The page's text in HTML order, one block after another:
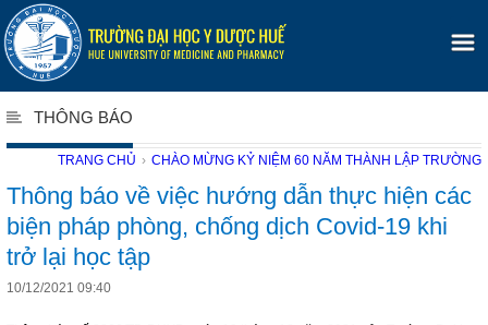
THÔNG BÁO
TRANG CHỦ › CHÀO MỪNG KỶ NIỆM 60 NĂM THÀNH LẬP TRƯỜNG
Thông báo về việc hướng dẫn thực hiện các
biện pháp phòng, chống dịch Covid-19 khi
trở lại học tập
10/12/2021 09:40